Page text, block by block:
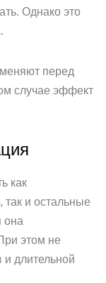
Однако это
перед
случае эффект
как
и остальные
она
этом не
и длительной